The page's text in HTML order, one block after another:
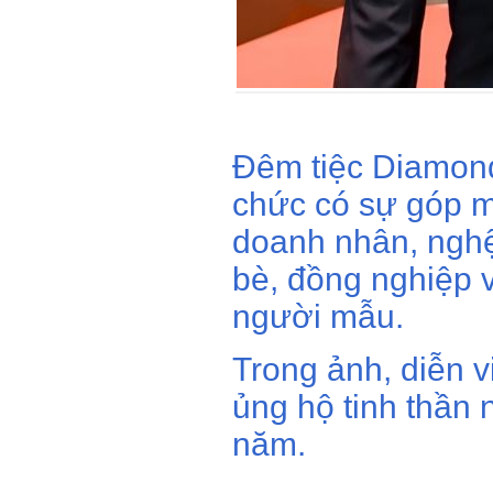
Đêm tiệc
chức có sự góp
doanh nhân,
bè, đồng nghiệp
người mẫu.
Trong ảnh, diễn
ủng hộ tinh thần
năm.